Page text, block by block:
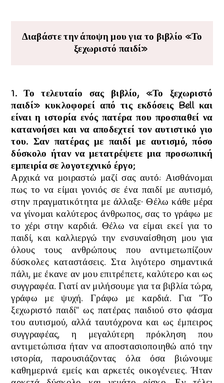
Διαβάστε την άποψη μου για το βιβλίο «Το
ξεχωριστό παιδί»
1. Το τελευταίο σας βιβλίο, «Το ξεχωριστό
παιδί» κυκλοφορεί από τις εκδόσεις Bell και
είναι η ιστορία ενός πατέρα που προσπαθεί να
κατανοήσει και να αποδεχτεί τον αυτιστικό γιο
του. Σαν πατέρας με παιδί με αυτισμό, πόσο
δύσκολο ήταν να μετατρέψετε μια προσωπική
εμπειρία σε λογοτεχνικό έργο;
Αρχικά να μοιραστώ μαζί σας αυτό: Αισθάνομαι
πως το να είμαι γονιός σε ένα παιδί με αυτισμό,
στην πραγματικότητα με άλλαξε· Θέλω κάθε μέρα
να γίνομαι καλύτερος άνθρωπος, σας το γράφω με
το χέρι στην καρδιά. Θέλω να είμαι εκεί για το
παιδί, και καλλιεργώ την ενσυναίσθηση μου για
όλους τους ανθρώπους που αντιμετωπίζουν
δύσκολες καταστάσεις. Στα λιγότερο σημαντικά
πάλι, με έκανε αν μου επιτρέπετε, καλύτερο και ως
συγγραφέα. Γιατί αν μιλήσουμε για τα βιβλία τώρα,
γράφω με ψυχή. Γράφω με καρδιά. Για "Το
ξεχωριστό παιδί" ως πατέρας παιδιού στο φάσμα
του αυτισμού, αλλά ταυτόχρονα και ως έμπειρος
συγγραφέας, η μεγαλύτερη πρόκληση που
αντιμετώπισα ήταν να αποστασιοποιηθώ από την
ιστορία, παρουσιάζοντας όλα όσα βιώνουμε
καθημερινά εμείς και αρκετές οικογένειες. Ήταν